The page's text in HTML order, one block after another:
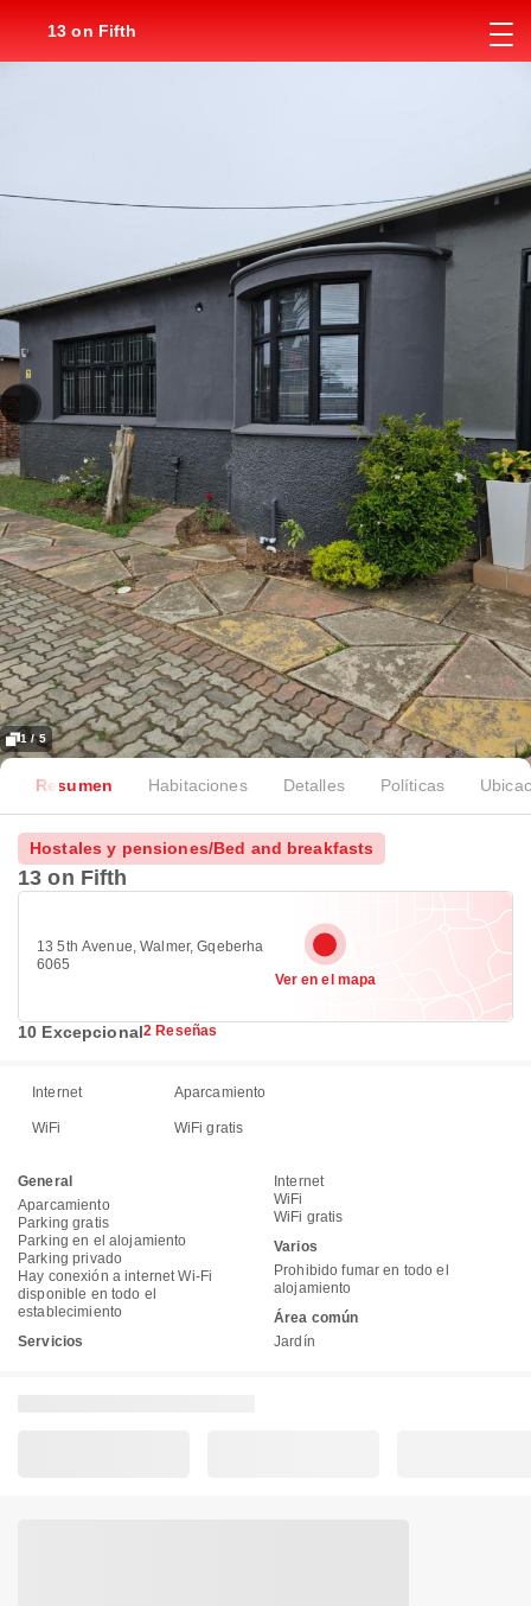
13 on Fifth
1 / 5
Resumen Habitaciones Detalles Políticas
Hostales y pensiones/Bed and breakfasts
13 on Fifth
13 5th Avenue, Walmer, Gqeberha
6065
Ver en el mapa
10 Excepcional2 Reseñas
Internet Aparcamiento
WiFi WiFi gratis
General
Aparcamiento
Parking gratis
Parking en el alojamiento
Parking privado
Hay conexión a internet Wi-Fi
disponible en todo el
establecimiento
Servicios
Internet
WiFi
WiFi gratis
Varios
Prohibido fumar en todo el
alojamiento
Área común
Jardín